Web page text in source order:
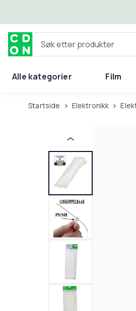
Søk etter produkter
Alle kategorier Film
Startside Elektronikk